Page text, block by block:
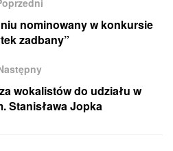
nominowany w konkursie
zadbany”
wokalistów do udziału w
Stanisława Jopka